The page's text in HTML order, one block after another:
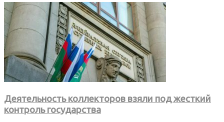
Деятельность коллекторов взяли под жесткий
контроль государства